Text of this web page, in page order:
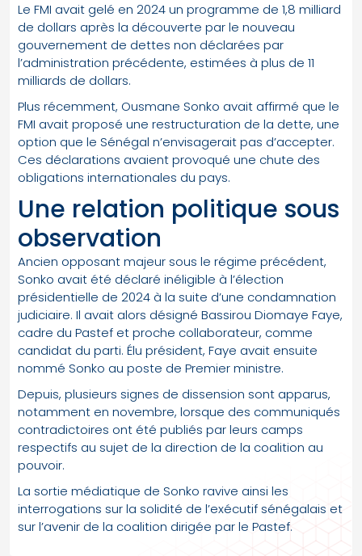
Le FMI avait gelé en 2024 un programme de 1,8 milliard
de dollars après la découverte par le nouveau
gouvernement de dettes non déclarées par
l’administration précédente, estimées à plus de 11
milliards de dollars.
Plus récemment, Ousmane Sonko avait affirmé que le
FMI avait proposé une restructuration de la dette, une
option que le Sénégal n’envisagerait pas d’accepter.
Ces déclarations avaient provoqué une chute des
obligations internationales du pays.
Une relation politique sous
observation
Ancien opposant majeur sous le régime précédent,
Sonko avait été déclaré inéligible à l’élection
présidentielle de 2024 à la suite d’une condamnation
judiciaire. Il avait alors désigné Bassirou Diomaye Faye,
cadre du Pastef et proche collaborateur, comme
candidat du parti. Élu président, Faye avait ensuite
nommé Sonko au poste de Premier ministre.
Depuis, plusieurs signes de dissension sont apparus,
notamment en novembre, lorsque des communiqués
contradictoires ont été publiés par leurs camps
respectifs au sujet de la direction de la coalition au
pouvoir.
La sortie médiatique de Sonko ravive ainsi les
interrogations sur la solidité de l’exécutif sénégalais et
sur l’avenir de la coalition dirigée par le Pastef.